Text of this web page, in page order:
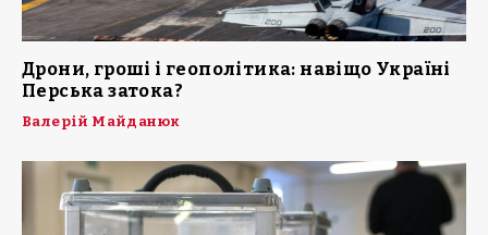
Дрони, гроші і геополітика: навіщо Україні
Перська затока?
Валерій Майданюк